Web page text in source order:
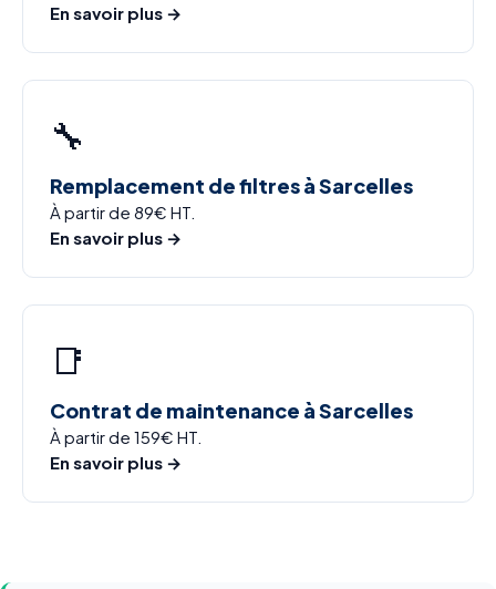
En savoir plus →
🔧
Remplacement de filtres à Sarcelles
À partir de 89€ HT.
En savoir plus →
📑
Contrat de maintenance à Sarcelles
À partir de 159€ HT.
En savoir plus →